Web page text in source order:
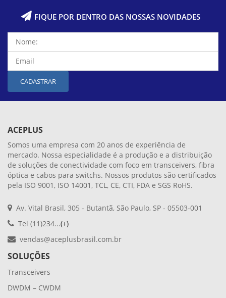
FIQUE POR DENTRO DAS NOSSAS NOVIDADES
CADASTRAR
ACEPLUS
Somos uma empresa com 20 anos de experiência de
mercado. Nossa especialidade é a produção e a distribuição
de soluções de conectividade com foco em transceivers, fibra
óptica e cabos para switchs. Nossos produtos são certificados
pela ISO 9001, ISO 14001, TCL, CE, CTI, FDA e SGS RoHS.
Av. Vital Brasil, 305 - Butantã, São Paulo, SP - 05503-001
Tel (11)234...(+)
vendas@aceplusbrasil.com.br
SOLUÇÕES
Transceivers
DWDM – CWDM